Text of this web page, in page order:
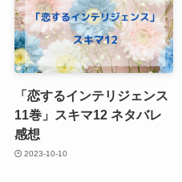
「恋するインテリジェンス
11巻」スキマ12 ネタバレ
感想
2023-10-10